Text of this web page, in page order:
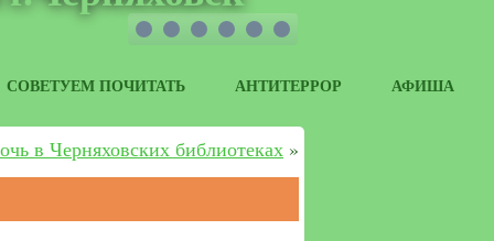
СОВЕТУЕМ ПОЧИТАТЬ АНТИТЕРРОР АФИША
в Черняховских библиотеках »